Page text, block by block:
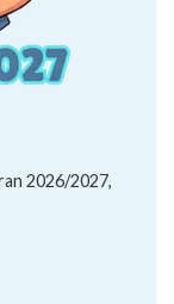
2026/2027,